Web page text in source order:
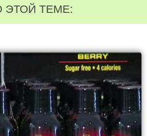
ЭТОЙ ТЕМЕ: